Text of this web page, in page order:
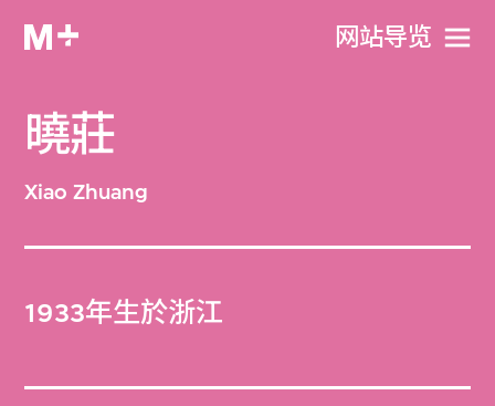
网站导览
曉莊
Xiao Zhuang
1933年生於浙江